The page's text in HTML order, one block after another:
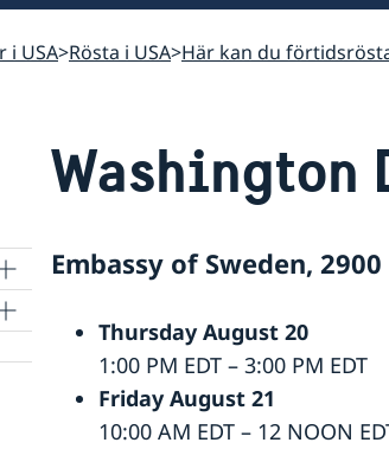
i USA Rösta i USA Här kan du
Washington
Embassy of Sweden,
Thursday August 20
1:00 PM EDT – 3:00 PM EDT
Friday August 21
10:00 AM EDT – 12 NOON